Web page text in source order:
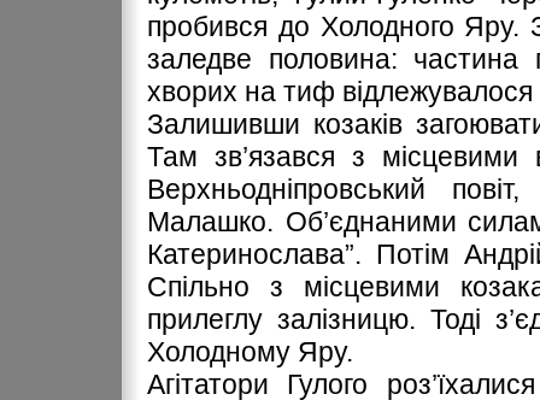
пробився до Холодного Яру.
заледве половина:
хворих на тиф
Залишивши козаків
Там зв’язався з
Верхньодніпровський
Малашко. Об’єднаними
Катеринослава”. Потім
Спільно з місцевими
прилеглу залізницю. Тоді
Холодному Яру.
Агітатори Гулого